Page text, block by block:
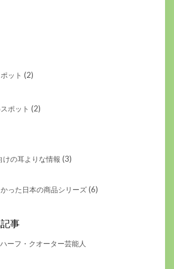
ット (2)
ポット (2)
けの耳よりな情報 (3)
った日本の商品シリーズ (6)
事
ーフ・クオーター芸能人